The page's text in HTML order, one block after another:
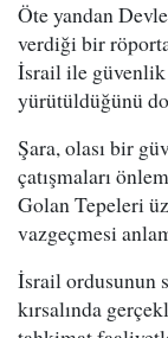
Öte yandan
verdiği bir
İsrail ile
yürütüldüğünü
Şara, olası bir
çatışmaları
Golan Tepeleri
vazgeçmesi
İsrail ordusunun
kırsalında